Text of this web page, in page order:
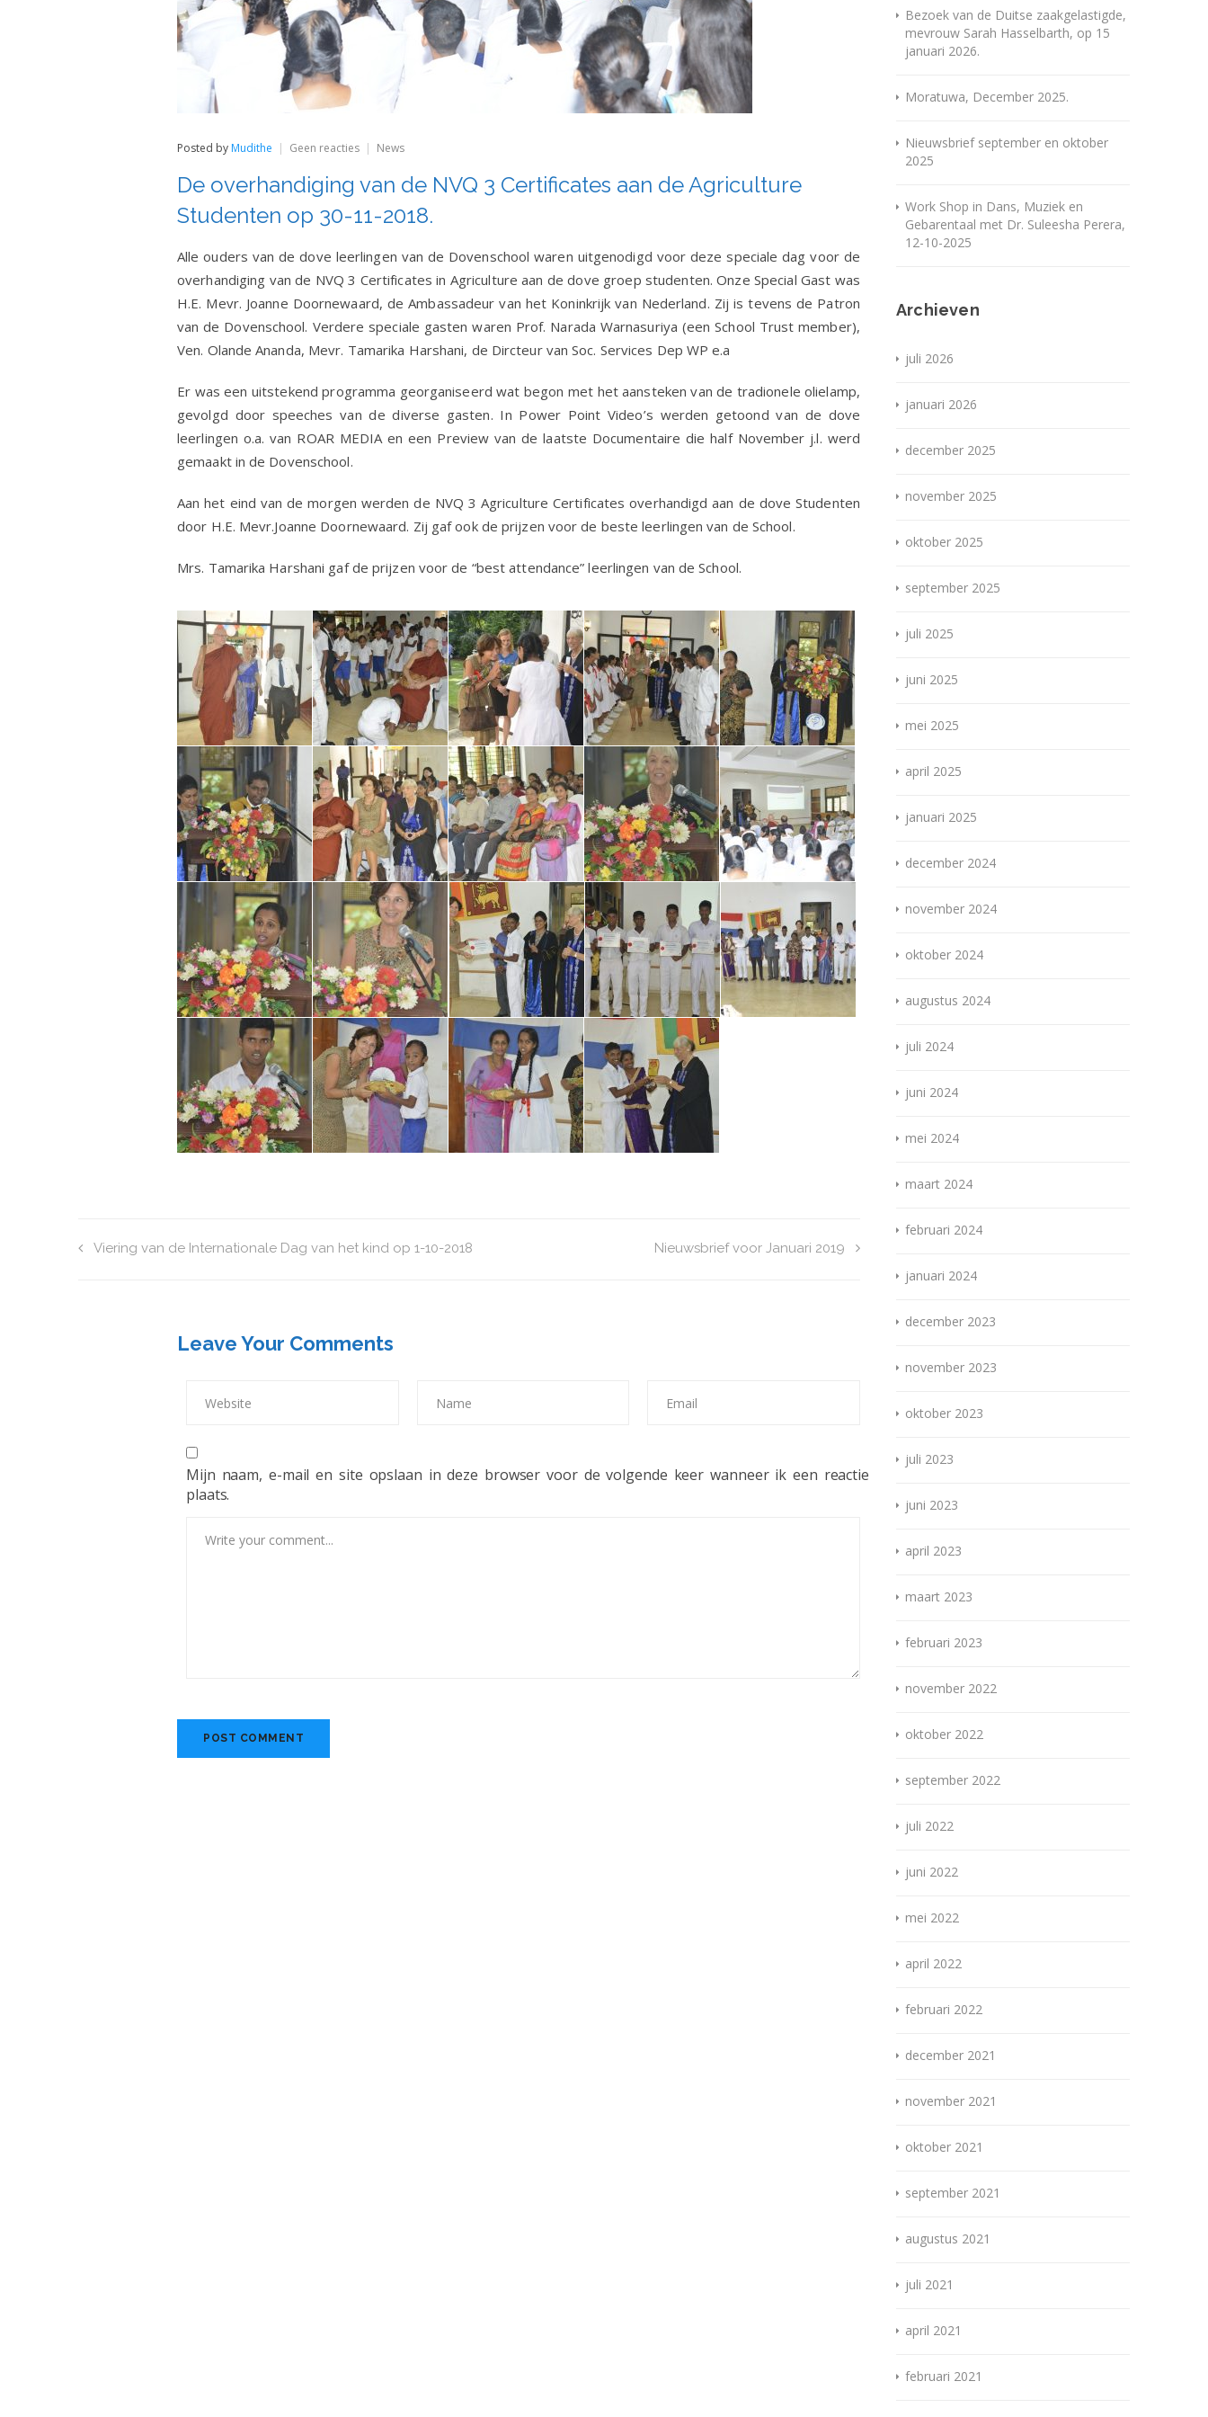
Posted by Mudithe Geen reactiesop
overhandiging
van
de
NVQ
Certificates
aan
de
Agriculture
Studenten
op
30-
News
De overhandiging van de NVQ 3 Certificates aan de Agriculture
Studenten op 30-11-2018.
Alle ouders van de dove leerlingen van de Dovenschool waren uitgenodigd voor deze speciale dag voor de
overhandiging van de NVQ 3 Certificates in Agriculture aan de dove groep studenten. Onze Special Gast was
H.E. Mevr. Joanne Doornewaard, de Ambassadeur van het Koninkrijk van Nederland. Zij is tevens de Patron
van de Dovenschool. Verdere speciale gasten waren Prof. Narada Warnasuriya (een School Trust member),
Ven. Olande Ananda, Mevr. Tamarika Harshani, de Dircteur van Soc. Services Dep WP e.a
Er was een uitstekend programma georganiseerd wat begon met het aansteken van de tradionele olielamp,
gevolgd door speeches van de diverse gasten. In Power Point Video’s werden getoond van de dove
leerlingen o.a. van ROAR MEDIA en een Preview van de laatste Documentaire die half November j.l. werd
gemaakt in de Dovenschool.
Aan het eind van de morgen werden de NVQ 3 Agriculture Certificates overhandigd aan de dove Studenten
door H.E. Mevr.Joanne Doornewaard. Zij gaf ook de prijzen voor de beste leerlingen van de School.
Mrs. Tamarika Harshani gaf de prijzen voor de “best attendance” leerlingen van de School.
Viering van de Internationale Dag van het kind op 1-10-2018 Nieuwsbrief voor Januari 2019
Leave Your Comments
Mijn naam, e-mail en site opslaan in deze browser voor de volgende keer wanneer ik een reactie
plaats.
Bezoek van de Duitse zaakgelastigde,
mevrouw Sarah Hasselbarth, op 15
januari 2026.
Moratuwa, December 2025.
Nieuwsbrief september en oktober
2025
Work Shop in Dans, Muziek en
Gebarentaal met Dr. Suleesha Perera,
12-10-2025
Archieven
juli 2026
januari 2026
december 2025
november 2025
oktober 2025
september 2025
juli 2025
juni 2025
mei 2025
april 2025
januari 2025
december 2024
november 2024
oktober 2024
augustus 2024
juli 2024
juni 2024
mei 2024
maart 2024
februari 2024
januari 2024
december 2023
november 2023
oktober 2023
juli 2023
juni 2023
april 2023
maart 2023
februari 2023
november 2022
oktober 2022
september 2022
juli 2022
juni 2022
mei 2022
april 2022
februari 2022
december 2021
november 2021
oktober 2021
september 2021
augustus 2021
juli 2021
april 2021
februari 2021